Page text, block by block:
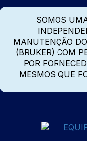
SOMOS
MANUTENÇÃO
(BRUKER) COM
POR
MESMOS QUE